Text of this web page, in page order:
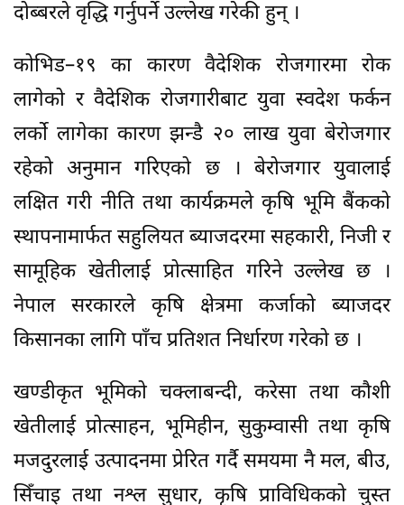
दोब्बरले वृद्धि गर्नुपर्ने उल्लेख गरेकी हुन् ।
कोभिड–१९ का कारण वैदेशिक रोजगारमा रोक
लागेको र वैदेशिक रोजगारीबाट युवा स्वदेश फर्कन
लर्को लागेका कारण झन्डै २० लाख युवा बेरोजगार
रहेको अनुमान गरिएको छ । बेरोजगार युवालाई
लक्षित गरी नीति तथा कार्यक्रमले कृषि भूमि बैंकको
स्थापनामार्फत सहुलियत ब्याजदरमा सहकारी, निजी र
सामूहिक खेतीलाई प्रोत्साहित गरिने उल्लेख छ ।
नेपाल सरकारले कृषि क्षेत्रमा कर्जाको ब्याजदर
किसानका लागि पाँच प्रतिशत निर्धारण गरेको छ ।
खण्डीकृत भूमिको चक्लाबन्दी, करेसा तथा कौशी
खेतीलाई प्रोत्साहन, भूमिहीन, सुकुम्वासी तथा कृषि
मजदुरलाई उत्पादनमा प्रेरित गर्दै समयमा नै मल, बीउ,
सिँचाइ तथा नश्ल सुधार, कृषि प्राविधिकको चुस्त